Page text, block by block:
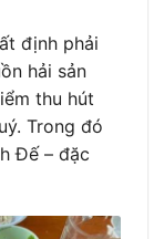
định phải
hải sản
thu hút
Trong đó
Đế – đặc